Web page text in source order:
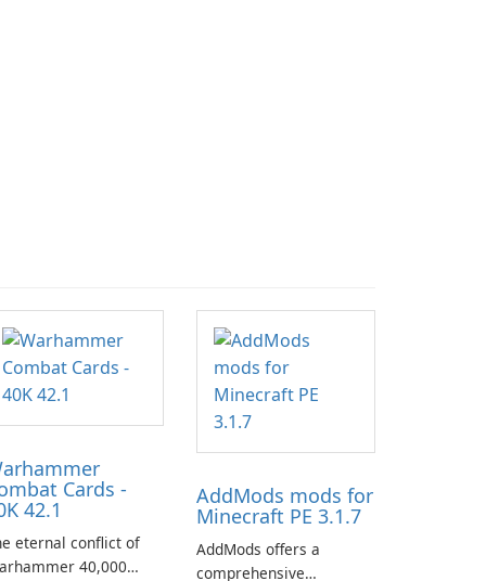
Cards -
42.1
eternal conflict of
40,000
AddMods mods for
Minecraft PE 3.1.7
AddMods offers a
comprehensive